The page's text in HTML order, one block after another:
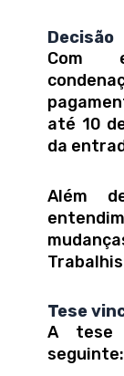
Decisão
Com
até 10
da
Além
Tese
A tese
seguinte: